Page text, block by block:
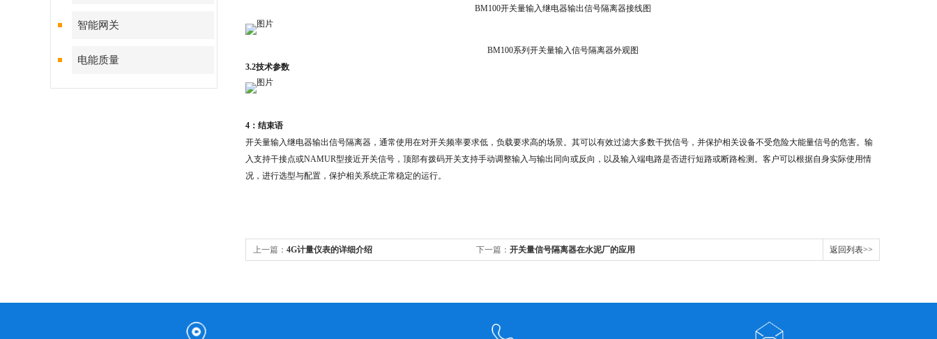
智能网关
电能质量
BM100开关量输入继电器输出信号隔离器接线图
BM100系列开关量输入信号隔离器外观图
3.2技术参数
4：结束语
开关量输入继电器输出信号隔离器，通常使用在对开关频率要求低，负载要求高的场景。其可以有效过滤大多数干扰信号，并保护相关设备不受危险大能量信号的危害。输
入支持干接点或NAMUR型接近开关信号，顶部有拨码开关支持手动调整输入与输出同向或反向，以及输入端电路是否进行短路或断路检测。客户可以根据自身实际使用情
况，进行选型与配置，保护相关系统正常稳定的运行。
上一篇： 4G计量仪表的详细介绍 下一篇： 开关量信号隔离器在水泥厂的应用 返回列表>>